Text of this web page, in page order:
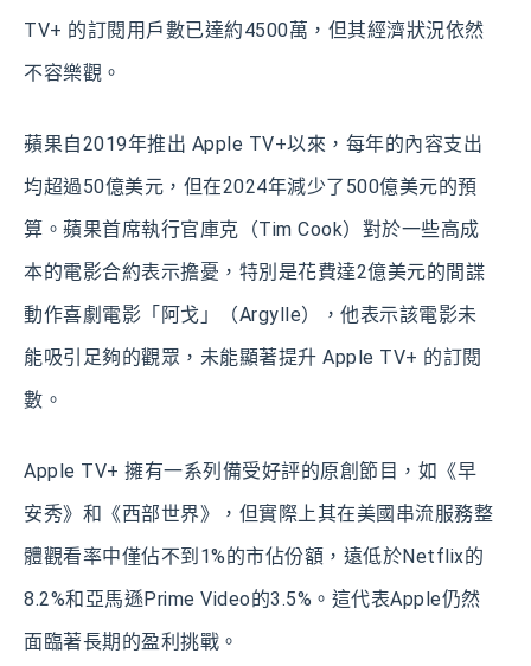
TV+ 的訂閱用戶數已達約4500萬，但其經濟狀況依然
不容樂觀。
蘋果自2019年推出 Apple TV+以來，每年的內容支出
均超過50億美元，但在2024年減少了500億美元的預
算。蘋果首席執行官庫克（Tim Cook）對於一些高成
本的電影合約表示擔憂，特別是花費達2億美元的間諜
動作喜劇電影「阿戈」（Argylle），他表示該電影未
能吸引足夠的觀眾，未能顯著提升 Apple TV+ 的訂閱
數。
Apple TV+ 擁有一系列備受好評的原創節目，如《早
安秀》和《西部世界》，但實際上其在美國串流服務整
體觀看率中僅佔不到1%的市佔份額，遠低於Netflix的
8.2%和亞馬遜Prime Video的3.5%。這代表Apple仍然
面臨著長期的盈利挑戰。